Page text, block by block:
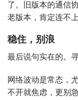
了。旧版本的通信
老版本，肯定连不上
稳住，别浪
最后说句实在的。
网络波动是常态，
不开就焦虑，更别